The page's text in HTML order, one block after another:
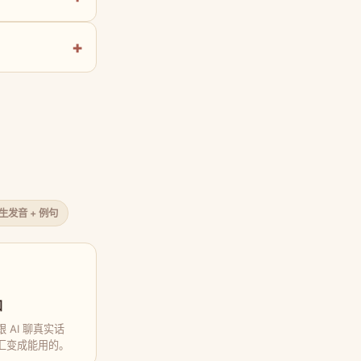
发音 + 例句
AI 聊真实话
成能用的。